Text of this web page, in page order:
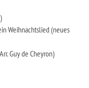
Weihnachtslied (neues
Guy de Cheyron)